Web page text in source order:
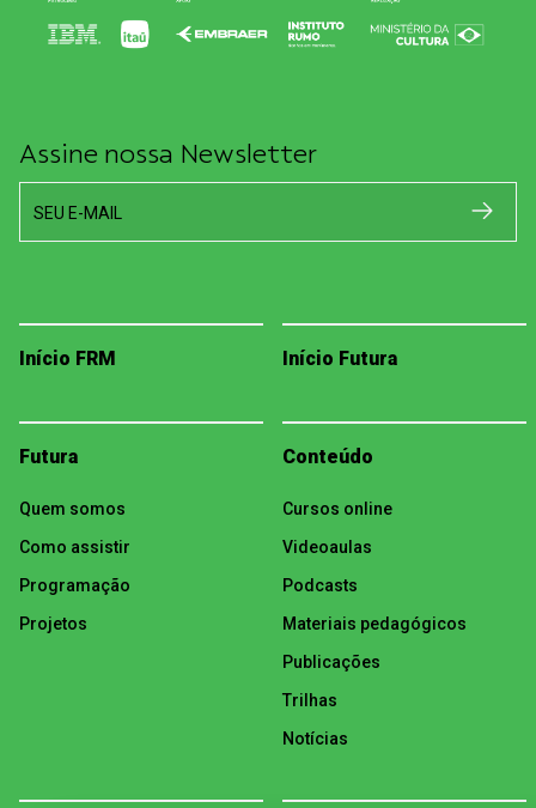
Assine nossa Newsletter
SEU E-MAIL
Início FRM Início Futura
Futura
Quem somos
Como assistir
Programação
Projetos
Conteúdo
Cursos online
Videoaulas
Podcasts
Materiais pedagógicos
Publicações
Trilhas
Notícias